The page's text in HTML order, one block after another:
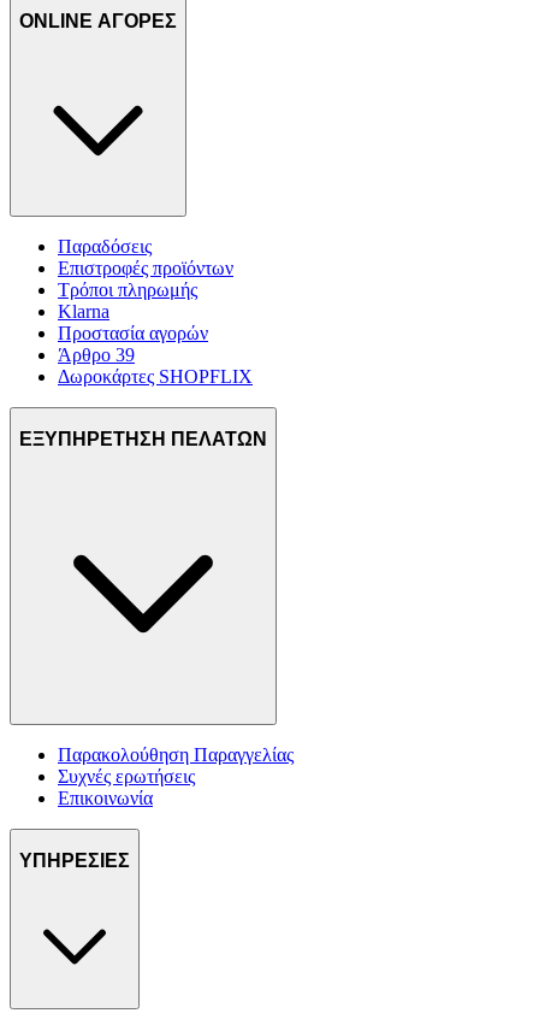
ONLINE ΑΓΟΡΕΣ
Παραδόσεις
Επιστροφές προϊόντων
Τρόποι πληρωμής
Klarna
Προστασία αγορών
Άρθρο 39
Δωροκάρτες SHOPFLIX
ΕΞΥΠΗΡΕΤΗΣΗ ΠΕΛΑΤΩΝ
Παρακολούθηση Παραγγελίας
Συχνές ερωτήσεις
Επικοινωνία
ΥΠΗΡΕΣΙΕΣ